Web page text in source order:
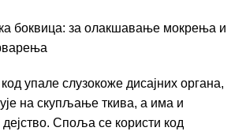
боквица: за олакшавање мокрења и
упале слузокоже дисајних органа,
на скупљање ткива, а има и
дејство. Споља се користи код